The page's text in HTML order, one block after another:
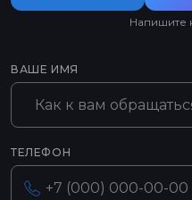
Напишите
ВАШЕ ИМЯ
ТЕЛЕФОН